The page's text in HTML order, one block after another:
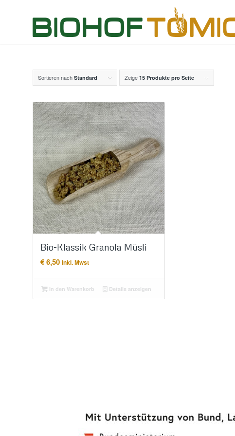
Sortieren nach Standard Zeige 15 Produkte pro Seite
Bio-Klassik Granola Müsli
€6,50 inkl. Mwst
In den Warenkorb Details anzeigen